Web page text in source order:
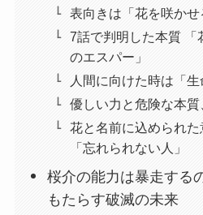
表向きは「花を咲か
7話で判明した本質 「
のエスパー」
人間に向けた時は「
優しい力と危険な本
花と名前に込められ
「忘れられない人」
桜介の能力は暴走する
もたらす破滅の未来